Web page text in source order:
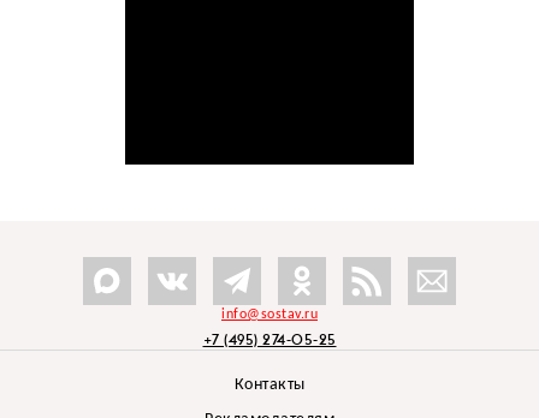
info@sostav.ru
+7 (495) 274-05-25
Контакты